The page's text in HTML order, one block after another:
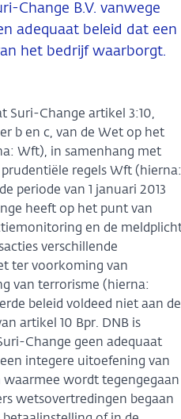
Change B.V. vanwege
adequaat beleid dat een
het bedrijf waarborgt.
Suri-Change artikel 3:10,
b en c, van de Wet op het
Wft), in samenhang met
regels Wft (hierna:
periode van 1 januari 2013
heeft op het punt van
en de
verschillende
ter voorkoming van
van terrorisme (hierna:
beleid voldeed niet aan de
artikel 10 Bpr. DNB is
Change geen adequaat
integere uitoefening van
wordt tegengegaan
wetsovertredingen begaan